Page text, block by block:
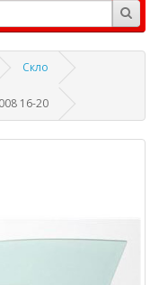
Скло
16-20